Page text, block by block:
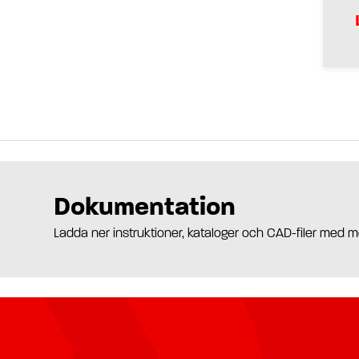
Dokumentation
Ladda ner instruktioner, kataloger och CAD-filer med